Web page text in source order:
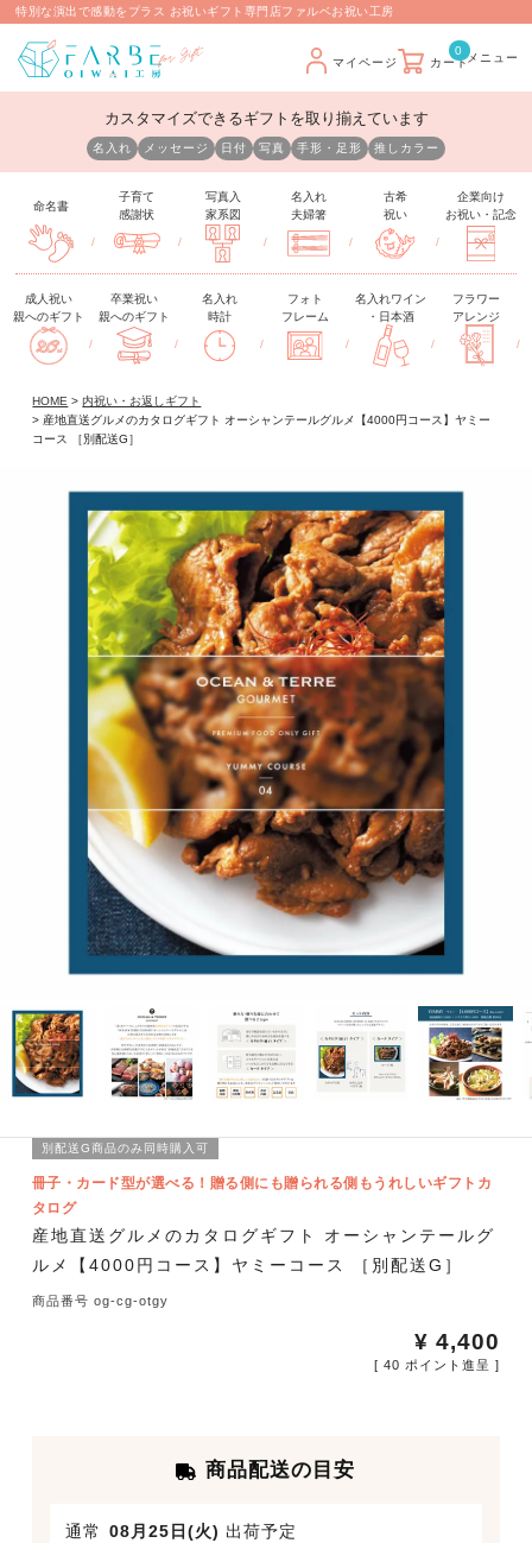
特別な演出で感動をプラス お祝いギフト専門店ファルベお祝い工房
マイページ
0
カート
カスタマイズできるギフトを取り揃えています
名入れ メッセージ 日付 写真 手形・足形 推しカラー
命名書
/
子育て
感謝状
/
写真入
家系図
/
名入れ
夫婦箸
/
古希
祝い
/
企業向け
お祝い・記念
成人祝い
親へのギフト
/
卒業祝い
親へのギフト
/
名入れ
時計
/
フォト
フレーム
/
名入れワイン
・日本酒
/
フラワー
アレンジ
/
HOME
内祝い・お返しギフト
産地直送グルメのカタログギフト オーシャンテールグルメ【4000円コース】ヤミー
コース ［別配送G］
別配送G商品のみ同時購入可
冊子・カード型が選べる！贈る側にも贈られる側もうれしいギフトカ
タログ
産地直送グルメのカタログギフト オーシャンテールグ
ルメ【4000円コース】ヤミーコース ［別配送G］
商品番号 og-cg-otgy
¥ 4,400
[ 40 ポイント進呈 ]
商品配送の目安
通常 08月25日(火) 出荷予定